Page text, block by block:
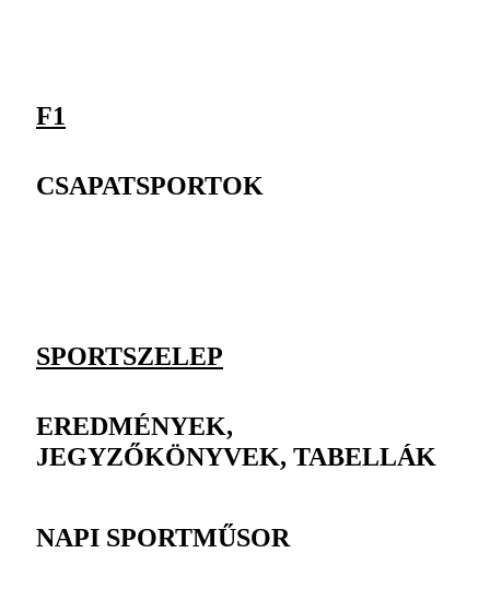
F1
CSAPATSPORTOK
SPORTSZELEP
EREDMÉNYEK,
JEGYZŐKÖNYVEK, TABELLÁK
NAPI SPORTMŰSOR